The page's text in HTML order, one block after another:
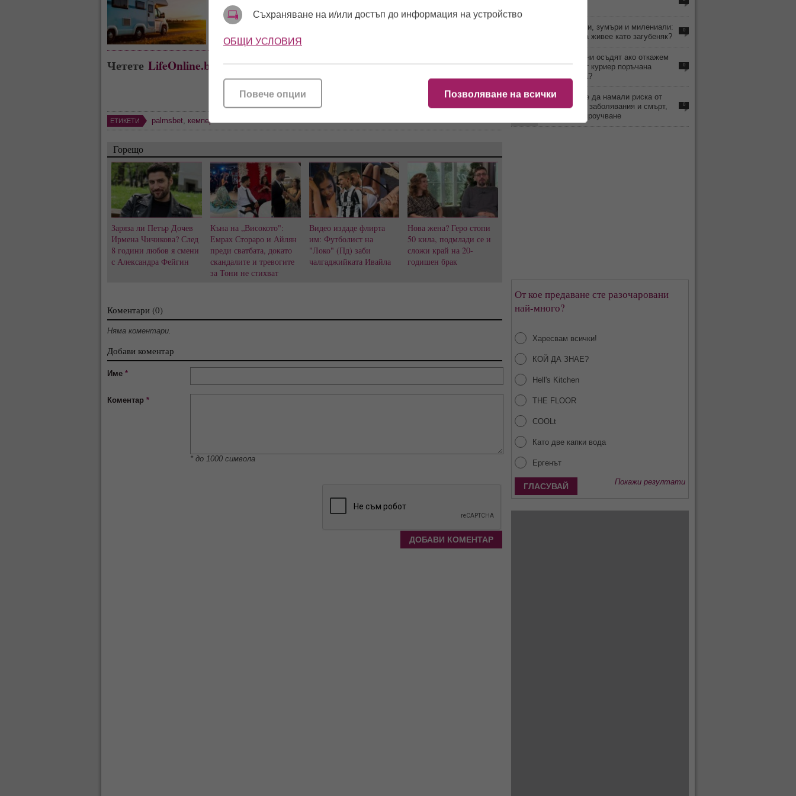
живота с кемпер
Четете LifeOnline.bg където ви е удобноTelegram,Instagram,Facebook
ЕТИКЕТИ palmsbet, кемпер
Горещо
Заряза ли Петър Дочев
Ирмена Чичикова? След
8 години любов я смени
с Александра Фейгин
Къна на „Високото":
Емрах Стораро и Айлян
преди сватбата, докато
скандалите и тревогите
за Тони не стихват
Видео издаде флирта
им: Футболист на
"Локо" (Пд) заби
чалгаджийката Ивайла
Нова жена? Геро стопи
50 кила, подмлади се и
сложи край на 20-
годишен брак
Коментари (0)
Няма коментари.
Добави коментар
Име *
Коментар *
* до 1000 символа
Бейби бумъри, зумъри и милениали:
Кой наистина живее като загубеняк?
0
Може ли да ни осъдят ако откажем
да вземем от куриер поръчана
онлайн стока?
0
11:41
Кафето може да намали риска от
чернодробни заболявания и смърт,
установява проучване
0
От кое предаване сте разочаровани
най-много?
Харесвам всички!
КОЙ ДА ЗНАЕ?
Hell's Kitchen
THE FLOOR
COOLt
Като две капки вода
Ергенът
Покажи резултати
Съхраняване на и/или достъп до информация на устройство
ОБЩИ УСЛОВИЯ
Позволяване на всички
Повече опции